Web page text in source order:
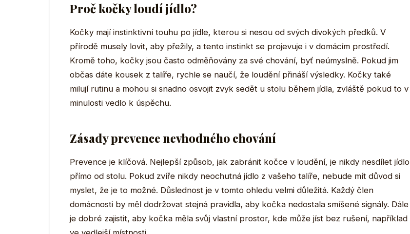
Proč kočky loudí jídlo?
Kočky mají instinktivní touhu po jídle, kterou si nesou od svých divokých předků. V
přírodě musely lovit, aby přežily, a tento instinkt se projevuje i v domácím prostředí.
Kromě toho, kočky jsou často odměňovány za své chování, byť neúmyslně. Pokud jim
občas dáte kousek z talíře, rychle se naučí, že loudění přináší výsledky. Kočky také
milují rutinu a mohou si snadno osvojit zvyk sedět u stolu během jídla, zvláště pokud to v
minulosti vedlo k úspěchu.
Zásady prevence nevhodného chování
Prevence je klíčová. Nejlepší způsob, jak zabránit kočce v loudění, je nikdy nesdílet jídlo
přímo od stolu. Pokud zvíře nikdy neochutná jídlo z vašeho talíře, nebude mít důvod si
myslet, že je to možné. Důslednost je v tomto ohledu velmi důležitá. Každý člen
domácnosti by měl dodržovat stejná pravidla, aby kočka nedostala smíšené signály. Dále
je dobré zajistit, aby kočka měla svůj vlastní prostor, kde může jíst bez rušení, například